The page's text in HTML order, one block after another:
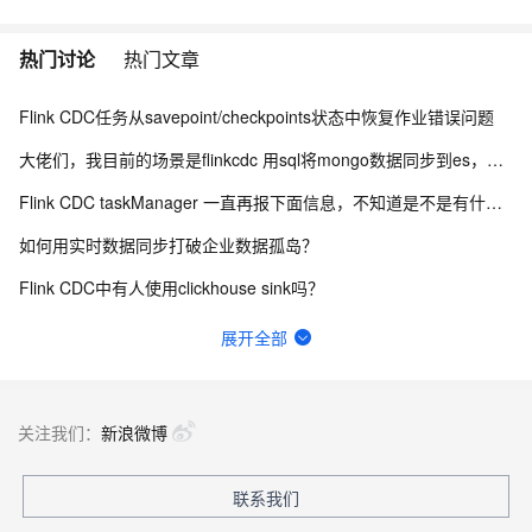
热门讨论 热门文章
Flink CDC任务从savepoint/checkpoints状态中恢复作业错误问题
大佬们，我目前的场景是flinkcdc 用sql将mongo数据同步到es，有人做过这样的场景吗？
Flink CDC taskManager 一直再报下面信息，不知道是不是有什么问题？
如何用实时数据同步打破企业数据孤岛？
Flink CDC中有人使用clickhouse sink吗？
Flink cdc sqlserver 希望不同步某些数据行
有用flink cdc同步mysql到hive这样搞过的源码吗?
展开全部
关注我们： 新浪微博
联系我们